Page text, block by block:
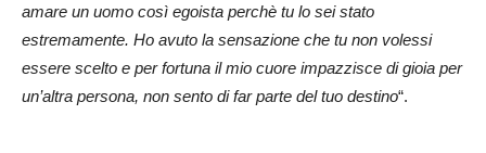
amare un uomo così egoista perchè tu lo sei stato
estremamente. Ho avuto la sensazione che tu non volessi
essere scelto e per fortuna il mio cuore impazzisce di gioia per
un’altra persona, non sento di far parte del tuo destino“.